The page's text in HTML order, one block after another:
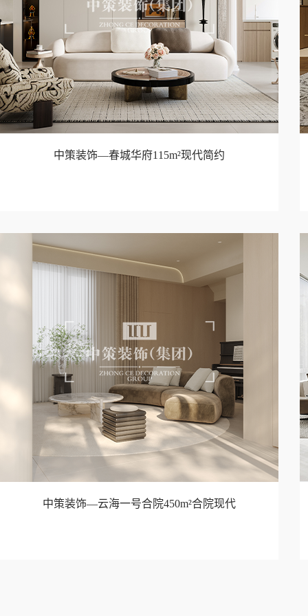
中策装饰—春城华府115m²现代简约
中策装饰—云海一号合院450m²合院现代